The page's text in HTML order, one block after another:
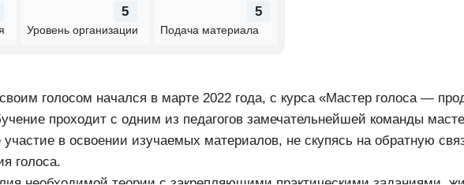
5
Уровень организации
5
Подача материала
голосом начался в марте 2022 года, с курса «Мастер голоса —
проходит с одним из педагогов замечательнейшей команды
в освоении изучаемых материалов, не скупясь на обратную
голоса.